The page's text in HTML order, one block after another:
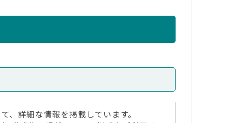
、詳細な情報を掲載しています。